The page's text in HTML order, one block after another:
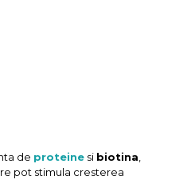
de proteine​​si biotina
pot stimula cresterea